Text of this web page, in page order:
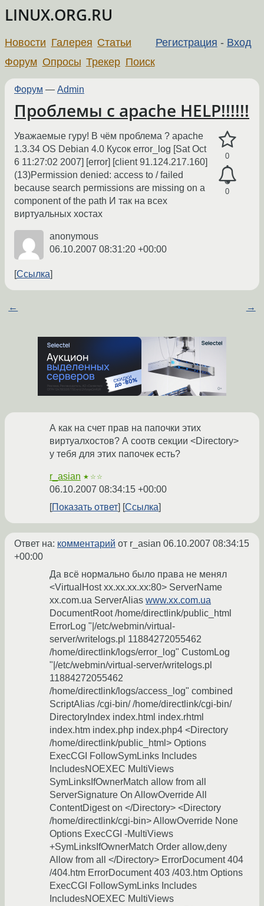
LINUX.ORG.RU
Регистрация - Вход
Новости Галерея Статьи
Форум Опросы Трекер Поиск
Форум — Admin
Проблемы с apache HELP!!!!!!
0
0
Уважаемые гуру! В чём проблема ? apache
1.3.34 OS Debian 4.0 Кусок error_log [Sat Oct
6 11:27:02 2007] [error] [client 91.124.217.160]
(13)Permission denied: access to / failed
because search permissions are missing on a
component of the path И так на всех
виртуальных хостах
anonymous
06.10.2007 08:31:20 +00:00
Ссылка
← →
А как на счет прав на папочки этих
виртуалхостов? А соотв секции <Directory>
у тебя для этих папочек есть?
r_asian ★☆☆
06.10.2007 08:34:15 +00:00
Показать ответ
Ссылка
Ответ на: комментарий от r_asian 06.10.2007 08:34:15
+00:00
Да всё нормально было права не менял
<VirtualHost xx.xx.xx.xx:80> ServerName
xx.com.ua ServerAlias www.xx.com.ua
DocumentRoot /home/directlink/public_html
ErrorLog "|/etc/webmin/virtual-
server/writelogs.pl 11884272055462
/home/directlink/logs/error_log" CustomLog
"|/etc/webmin/virtual-server/writelogs.pl
11884272055462
/home/directlink/logs/access_log" combined
ScriptAlias /cgi-bin/ /home/directlink/cgi-bin/
DirectoryIndex index.html index.rhtml
index.htm index.php index.php4 <Directory
/home/directlink/public_html> Options
ExecCGI FollowSymLinks Includes
IncludesNOEXEC MultiViews
SymLinksIfOwnerMatch allow from all
ServerSignature On AllowOverride All
ContentDigest on </Directory> <Directory
/home/directlink/cgi-bin> AllowOverride None
Options ExecCGI -MultiViews
+SymLinksIfOwnerMatch Order allow,deny
Allow from all </Directory> ErrorDocument 404
/404.htm ErrorDocument 403 /403.htm Options
ExecCGI FollowSymLinks Includes
IncludesNOEXEC MultiViews